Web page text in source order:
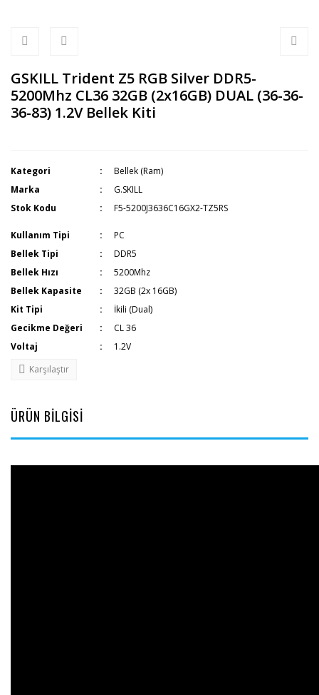
GSKILL Trident Z5 RGB Silver DDR5-
5200Mhz CL36 32GB (2x16GB) DUAL (36-36-
36-83) 1.2V Bellek Kiti
Kategori
Bellek (Ram)
Marka
G.SKILL
Stok Kodu
F5-5200J3636C16GX2-TZ5RS
Kullanım Tipi
PC
Bellek Tipi
DDR5
Bellek Hızı
5200Mhz
Bellek Kapasite
32GB (2x 16GB)
Kit Tipi
İkili (Dual)
Gecikme Değeri
CL 36
Voltaj
1.2V
Karşılaştır
ÜRÜN BİLGİSİ